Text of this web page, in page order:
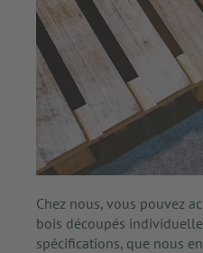
Chez nous, vous pouvez
bois découpés
spécifications, que nous